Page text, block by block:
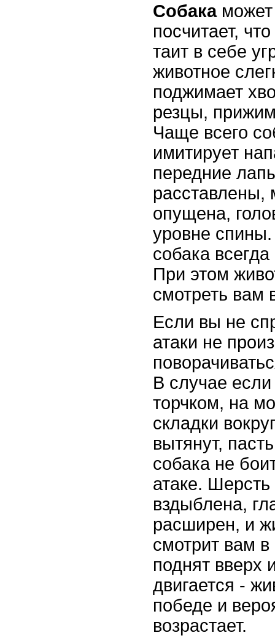
Собака
посчитает,
таит в себе
животное
поджимает
резцы,
Чаще всего
имитирует
передние
расставлены,
опущена,
уровне
собака всегда
При этом
смотреть вам
Если вы не
атаки не
В случае
торчком, на
складки
вытянут,
собака не
атаке.
вздыблена,
расширен, и
смотрит вам в
поднят вверх
двигается -
победе и
возрастает.